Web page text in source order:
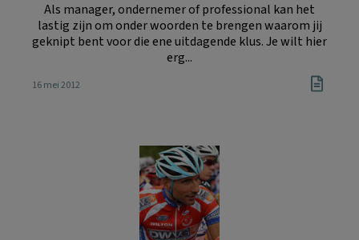
Als manager, ondernemer of professional kan het
lastig zijn om onder woorden te brengen waarom jij
geknipt bent voor die ene uitdagende klus. Je wilt hier
erg...
16 mei 2012